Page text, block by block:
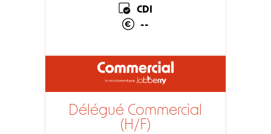
CDI
--
Délégué Commercial
(H/F)